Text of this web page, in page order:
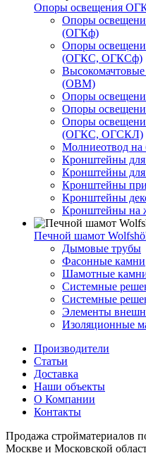
Опоры освещения
Опоры
(ОГКф)
Опоры
(ОГКС, ОГКСф)
(ОВМ)
Опоры
Опоры
Опоры
(ОГКС, ОГСКЛ)
Молниеотвод
Кронштейны
Кронштейны
Кронштейны
Кронштейны
Кронштейны на
Печной шамот
Дымовые трубы
Фасонные камни
Шамотные
Системные
Системные
Элементы
Изоляционные
Производители
Статьи
Доставка
Наши объекты
О Компании
Контакты
Продажа стройматериалов
Москве и Московской